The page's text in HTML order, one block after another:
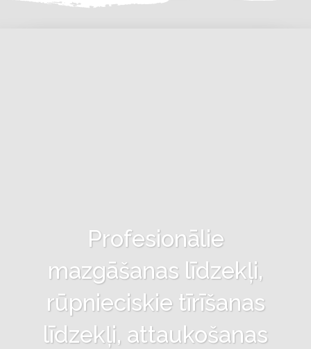
Profesionālie
mazgāšanas līdzekļi,
rūpnieciskie tīrīšanas
līdzekļi, attaukošanas